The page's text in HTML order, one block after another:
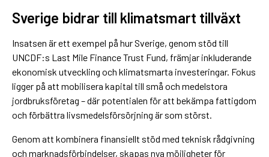
Sverige bidrar till klimatsmart tillväxt
Insatsen är ett exempel på hur Sverige, genom stöd till
UNCDF:s Last Mile Finance Trust Fund, främjar inkluderande
ekonomisk utveckling och klimatsmarta investeringar. Fokus
ligger på att mobilisera kapital till små och medelstora
jordbruksföretag – där potentialen för att bekämpa fattigdom
och förbättra livsmedelsförsörjning är som störst.
Genom att kombinera finansiellt stöd med teknisk rådgivning
och marknadsförbindelser, skapas nya möjligheter för